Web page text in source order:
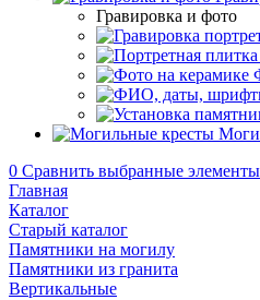
Гравировка и фото
0 Сравнить выбранные элементы
Главная
Каталог
Старый каталог
Памятники на могилу
Памятники из гранита
Вертикальные